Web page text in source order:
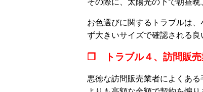
お色選びに関するトラブルは
ず大きいサイズで確認される
❒ トラブル４、訪問販売
悪徳な訪問販売業者によくあ